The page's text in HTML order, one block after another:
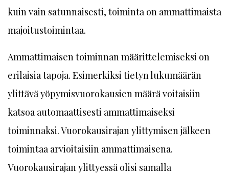
kuin vain satunnaisesti, toiminta on ammattimaista
majoitustoimintaa.
Ammattimaisen toiminnan määrittelemiseksi on
erilaisia tapoja. Esimerkiksi tietyn lukumäärän
ylittävä yöpymisvuorokausien määrä voitaisiin
katsoa automaattisesti ammattimaiseksi
toiminnaksi. Vuorokausirajan ylittymisen jälkeen
toimintaa arvioitaisiin ammattimaisena.
Vuorokausirajan ylittyessä olisi samalla